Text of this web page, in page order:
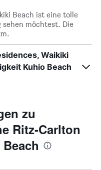
Beach ist eine tolle
möchtest. Die
Waikiki
Kuhio Beach
zu
Ritz-Carlton